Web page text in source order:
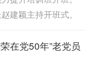
建颖主持开班式。
在党50年”老党员